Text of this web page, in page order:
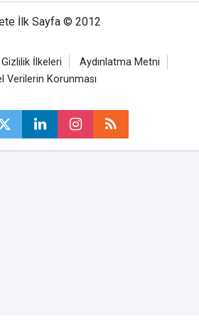
İlk Sayfa © 2012
Gizlilik İlkeleri
Aydınlatma Metni
Verilerin Korunması